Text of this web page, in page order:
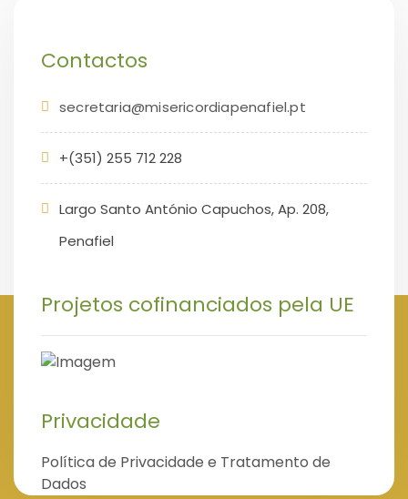
Contactos
secretaria@misericordiapenafiel.pt
+(351) 255 712 228
Largo Santo António Capuchos, Ap. 208,
Penafiel
Projetos cofinanciados pela UE
Privacidade
Política de Privacidade e Tratamento de
Dados